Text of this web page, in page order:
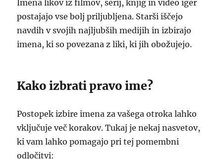
Imena likov iz filmov, serij, knjig in video iger
postajajo vse bolj priljubljena. Starši iščejo
navdih v svojih najljubših medijih in izbirajo
imena, ki so povezana z liki, ki jih obožujejo.
Kako izbrati pravo ime?
Postopek izbire imena za vašega otroka lahko
vključuje več korakov. Tukaj je nekaj nasvetov,
ki vam lahko pomagajo pri tej pomembni
odločitvi: